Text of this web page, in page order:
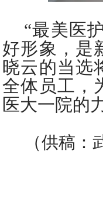
“最美医
好形象，是
晓云的当选
全体员工，
医大一院的
（供稿：